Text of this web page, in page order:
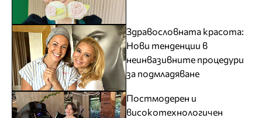
Здравословната красота:
Нови тенденции в
неинвазивните процедури
за подмладяване
Постмодерен и
високотехнологичен